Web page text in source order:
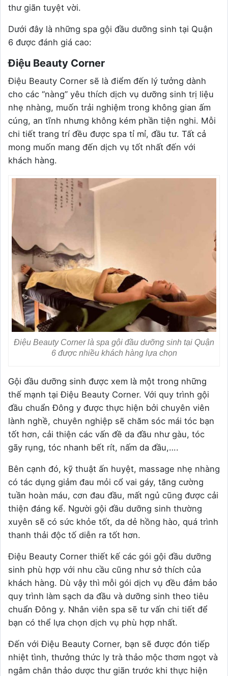
thư giãn tuyệt vời.
Dưới đây là những spa gội đầu dưỡng sinh tại Quận
6 được đánh giá cao:
Điệu Beauty Corner
Điệu Beauty Corner sẽ là điểm đến lý tưởng dành
cho các “nàng” yêu thích dịch vụ dưỡng sinh trị liệu
nhẹ nhàng, muốn trải nghiệm trong không gian ấm
cúng, an tĩnh nhưng không kém phần tiện nghi. Mỗi
chi tiết trang trí đều được spa tỉ mỉ, đầu tư. Tất cả
mong muốn mang đến dịch vụ tốt nhất đến với
khách hàng.
Điệu Beauty Corner là spa gội đầu dưỡng sinh tại Quận
6 được nhiều khách hàng lựa chọn
Gội đầu dưỡng sinh được xem là một trong những
thế mạnh tại Điệu Beauty Corner. Với quy trình gội
đầu chuẩn Đông y được thực hiện bởi chuyên viên
lành nghề, chuyên nghiệp sẽ chăm sóc mái tóc bạn
tốt hơn, cải thiện các vấn đề da đầu như gàu, tóc
gãy rụng, tóc nhanh bết rít, nấm da đầu,….
Bên cạnh đó, kỹ thuật ấn huyệt, massage nhẹ nhàng
có tác dụng giảm đau mỏi cổ vai gáy, tăng cường
tuần hoàn máu, cơn đau đầu, mất ngủ cũng được cải
thiện đáng kể. Người gội đầu dưỡng sinh thường
xuyên sẽ có sức khỏe tốt, da dẻ hồng hào, quá trình
thanh thải độc tố diễn ra tốt hơn.
Điệu Beauty Corner thiết kế các gói gội đầu dưỡng
sinh phù hợp với nhu cầu cũng như sở thích của
khách hàng. Dù vậy thì mỗi gói dịch vụ đều đảm bảo
quy trình làm sạch da đầu và dưỡng sinh theo tiêu
chuẩn Đông y. Nhân viên spa sẽ tư vấn chi tiết để
bạn có thể lựa chọn dịch vụ phù hợp nhất.
Đến với Điệu Beauty Corner, bạn sẽ được đón tiếp
nhiệt tình, thưởng thức ly trà thảo mộc thơm ngọt và
ngâm chân thảo dược thư giãn trước khi thực hiện